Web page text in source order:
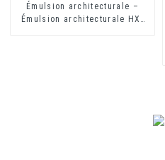
Émulsion architecturale –
Émulsion architecturale HX-